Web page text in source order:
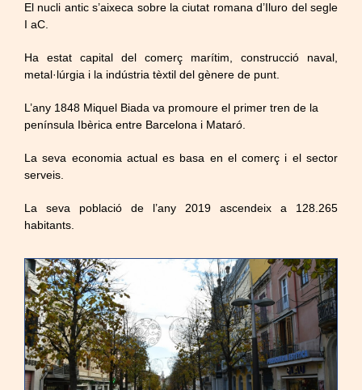
El nucli antic s’aixeca sobre la ciutat romana d’Iluro del segle
I aC.
Ha estat capital del comerç marítim, construcció naval,
metal·lúrgia i la indústria tèxtil del gènere de punt.
L’any 1848 Miquel Biada va promoure el primer tren de la
península Ibèrica entre Barcelona i Mataró.
La seva economia actual es basa en el comerç i el sector
serveis.
La seva població de l’any 2019 ascendeix a 128.265
habitants.